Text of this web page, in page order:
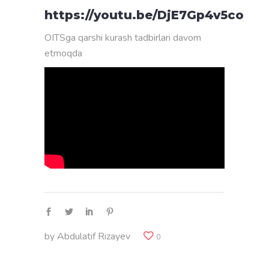
https://youtu.be/DjE7Gp4v5co
OITSga qarshi kurash tadbirlari davom
etmoqda
byAbdulatif Rizayev 0